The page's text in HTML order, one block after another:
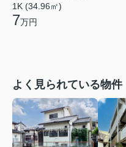
1K (34.96㎡)
7万円
よく見られている物件